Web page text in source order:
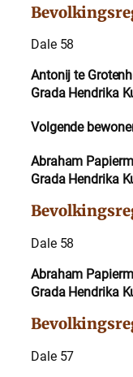
Dale 58
Antonij te
Grada Hendrika
Volgende
Abraham
Grada Hendrika
Dale 58
Abraham
Grada Hendrika
Dale 57